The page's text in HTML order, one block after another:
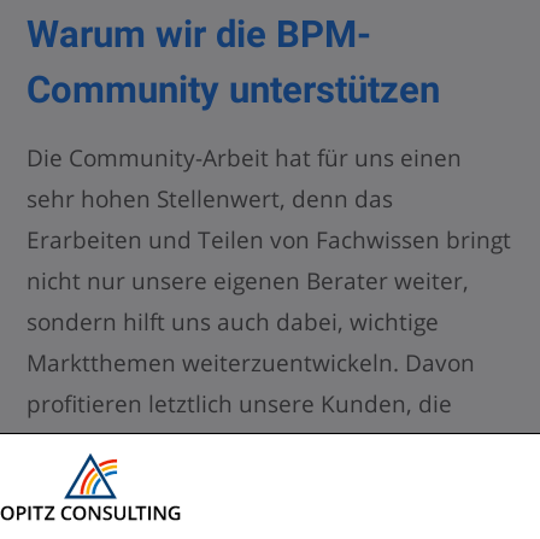
Warum wir die BPM-
Community unterstützen
Die Community-Arbeit hat für uns einen
sehr hohen Stellenwert, denn das
Erarbeiten und Teilen von Fachwissen bringt
nicht nur unsere eigenen Berater weiter,
sondern hilft uns auch dabei, wichtige
Marktthemen weiterzuentwickeln. Davon
profitieren letztlich unsere Kunden, die
zurecht „State-of-the-Art“-Leistungen von
uns erwarten, und genau diese bekommen
sie auch dank des hohen Engagements der